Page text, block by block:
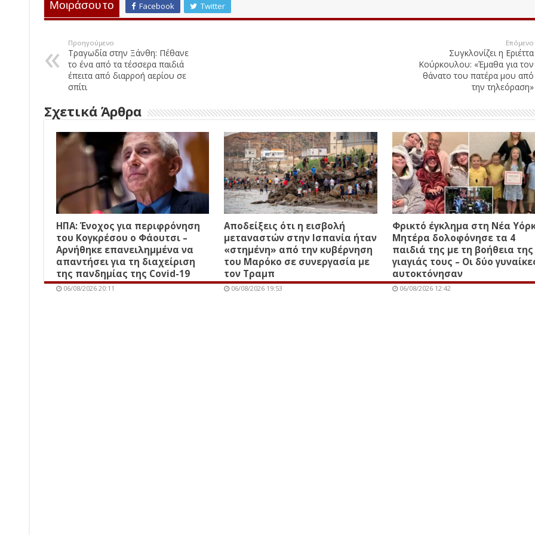
Μοιράσου το Facebook Twitter
Προηγούμενο
Τραγωδία στην Ξάνθη: Πέθανε
το ένα από τα τέσσερα παιδιά
έπειτα από διαρροή αερίου σε
σπίτι
Επόμενο
Συγκλονίζει η Εριέττα
Κούρκουλου: «Έμαθα για τον
θάνατο του πατέρα μου από
την τηλεόραση»
Σχετικά Άρθρα
ΗΠΑ: Ένοχος για περιφρόνηση
του Κογκρέσου ο Φάουτσι –
Αρνήθηκε επανειλημμένα να
απαντήσει για τη διαχείριση
της πανδημίας της Covid-19
06/08/2026 20:11
Αποδείξεις ότι η εισβολή
μεταναστών στην Ισπανία ήταν
«στημένη» από την κυβέρνηση
του Μαρόκο σε συνεργασία με
τον Τραμπ
06/08/2026 19:53
Φρικτό έγκλημα στη Νέα
Μητέρα δολοφόνησε τα 4
παιδιά της με τη βοήθεια της
γιαγιάς τους – Οι δύο
αυτοκτόνησαν
06/08/2026 12:42